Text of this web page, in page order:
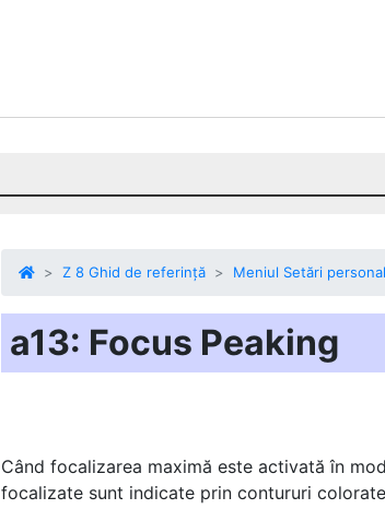
Z 8 Ghid de referință Meniul Setări
a13: Focus Peaking
Când focalizarea maximă este activată în
focalizate sunt indicate prin contururi